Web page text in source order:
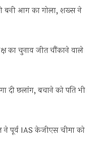
बनी आग का गोला, शख्स ने
का चुनाव जीत चौंकाने वाले
दी छलांग, बचाने को पति भी
पूर्व IAS केजीएस चीमा को